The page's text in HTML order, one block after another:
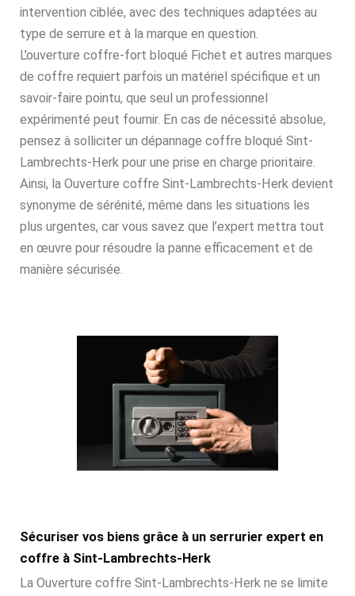
intervention ciblée, avec des techniques adaptées au
type de serrure et à la marque en question.
L’ouverture coffre-fort bloqué Fichet et autres marques
de coffre requiert parfois un matériel spécifique et un
savoir-faire pointu, que seul un professionnel
expérimenté peut fournir. En cas de nécessité absolue,
pensez à solliciter un dépannage coffre bloqué Sint-
Lambrechts-Herk pour une prise en charge prioritaire.
Ainsi, la Ouverture coffre Sint-Lambrechts-Herk devient
synonyme de sérénité, même dans les situations les
plus urgentes, car vous savez que l’expert mettra tout
en œuvre pour résoudre la panne efficacement et de
manière sécurisée.
Sécuriser vos biens grâce à un serrurier expert en
coffre à Sint-Lambrechts-Herk
La Ouverture coffre Sint-Lambrechts-Herk ne se limite